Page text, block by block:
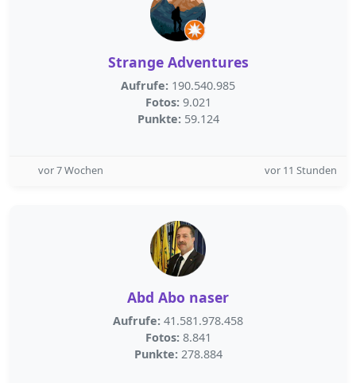
Strange Adventures
Aufrufe: 190.540.985
Fotos: 9.021
Punkte: 59.124
vor 7 Wochen vor 11 Stunden
Abd Abo naser
Aufrufe: 41.581.978.458
Fotos: 8.841
Punkte: 278.884